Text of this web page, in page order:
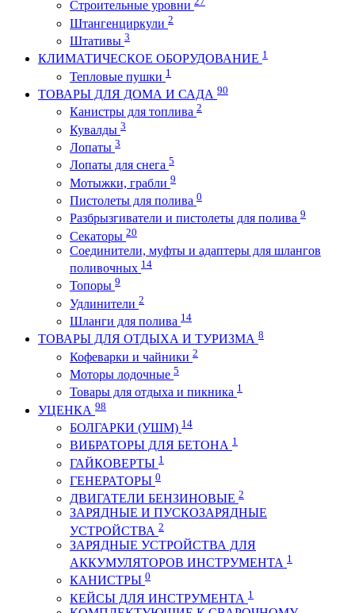
Строительные уровни
Штангенциркули 2
Штативы 3
КЛИМАТИЧЕСКОЕ ОБОРУДОВАНИЕ 1
Тепловые пушки 1
ТОВАРЫ ДЛЯ ДОМА И САДА 90
Канистры для топлива 2
Кувалды 3
Лопаты 3
Лопаты для снега 5
Мотыжки, грабли 9
Пистолеты для полива 0
Разбрызгиватели и пистолеты для полива 9
Секаторы 20
Соединители, муфты и адаптеры для шлангов
поливочных 14
Топоры 9
Удлинители 2
Шланги для полива 14
ТОВАРЫ ДЛЯ ОТДЫХА И ТУРИЗМА 8
Кофеварки и чайники 2
Моторы лодочные 5
Товары для отдыха и пикника 1
УЦЕНКА 98
БОЛГАРКИ (УШМ) 14
ВИБРАТОРЫ ДЛЯ БЕТОНА 1
ГАЙКОВЕРТЫ 1
ГЕНЕРАТОРЫ 0
ДВИГАТЕЛИ БЕНЗИНОВЫЕ 2
ЗАРЯДНЫЕ И ПУСКОЗАРЯДНЫЕ
УСТРОЙСТВА 2
ЗАРЯДНЫЕ УСТРОЙСТВА ДЛЯ
АККУМУЛЯТОРОВ ИНСТРУМЕНТА 1
КАНИСТРЫ 0
КЕЙСЫ ДЛЯ ИНСТРУМЕНТА 1